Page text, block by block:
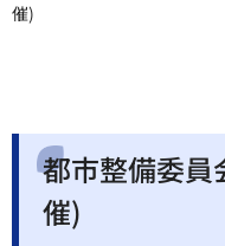
催)
都市整備委員
催)